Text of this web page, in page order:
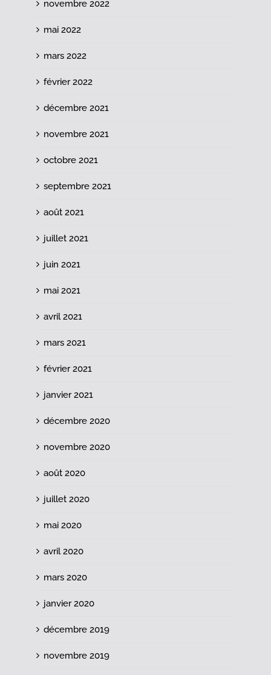
novembre 2022
mai 2022
mars 2022
février 2022
décembre 2021
novembre 2021
octobre 2021
septembre 2021
août 2021
juillet 2021
juin 2021
mai 2021
avril 2021
mars 2021
février 2021
janvier 2021
décembre 2020
novembre 2020
août 2020
juillet 2020
mai 2020
avril 2020
mars 2020
janvier 2020
décembre 2019
novembre 2019